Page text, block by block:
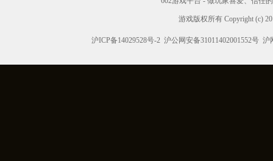
游戏版权所有 Copyright (c)
沪ICP备14029528号-2 沪公网安备31011402001552号 沪